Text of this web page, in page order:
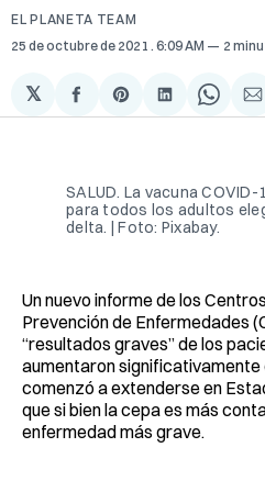
EL PLANETA TEAM
25 de octubre de 2021 . 6:09 AM 2
𝕏
Compartir
en
Share
on
Compartir
en
Share
on
SALUD. La vacuna
para todos los adultos
delta. | Foto: Pixabay.
Un nuevo informe de los
Prevención de Enfermedades
“resultados graves” de los
aumentaron
comenzó a extenderse en
que si bien la cepa es más
enfermedad más grave.